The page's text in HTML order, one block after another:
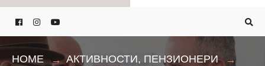
HOME АКТИВНОСТИ, ПЕНЗИОНЕРИ